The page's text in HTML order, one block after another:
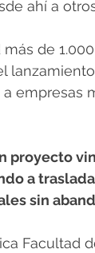
ahí a
de
empresas
proyecto
a
sin
Facultad